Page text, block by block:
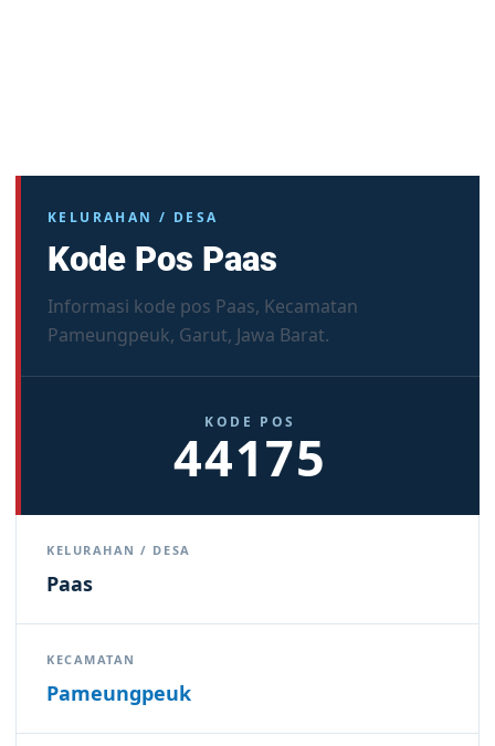
KELURAHAN / DESA
Kode Pos Paas
Informasi kode pos Paas, Kecamatan
Pameungpeuk, Garut, Jawa Barat.
KODE POS
44175
KELURAHAN / DESA
Paas
KECAMATAN
Pameungpeuk